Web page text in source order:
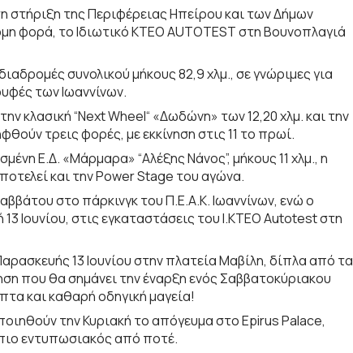
στήριξη της Περιφέρειας Ηπείρου και των Δήμων
φορά, το Ιδιωτικό ΚΤΕΟ AUTOTEST στη Βουνοπλαγιά
συνολικού μήκους 82,9 χλμ., σε γνώριμες για
των Ιωαννίνων.
κλασική “Next Wheel“ «Δωδώνη» των 12,20 χλμ. και την
τρεις φορές, με εκκίνηση στις 11 το πρωί.
Ε.Δ. «Μάρμαρα» “Αλέξης Νάνος”, μήκους 11 χλμ., η
και την Power Stage του αγώνα.
στο πάρκινγκ του Π.Ε.Α.Κ. Ιωαννίνων, ενώ ο
Ιουνίου, στις εγκαταστάσεις του Ι.ΚΤΕΟ Autotest στη
13 Ιουνίου στην πλατεία Μαβίλη, δίπλα από τα
που θα σημάνει την έναρξη ενός Σαββατοκύριακου
και καθαρή οδηγική μαγεία!
την Κυριακή το απόγευμα στο Epirus Palace,
εντυπωσιακός από ποτέ.